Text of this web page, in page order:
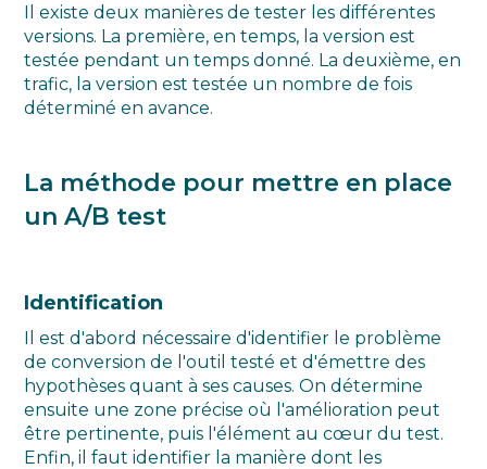
Il existe deux manières de tester les différentes
versions. La première, en temps, la version est
testée pendant un temps donné. La deuxième, en
trafic, la version est testée un nombre de fois
déterminé en avance.
La méthode pour mettre en place
un A/B test
Identification
Il est d'abord nécessaire d'identifier le problème
de conversion de l'outil testé et d'émettre des
hypothèses quant à ses causes. On détermine
ensuite une zone précise où l'amélioration peut
être pertinente, puis l'élément au cœur du test.
Enfin, il faut identifier la manière dont les